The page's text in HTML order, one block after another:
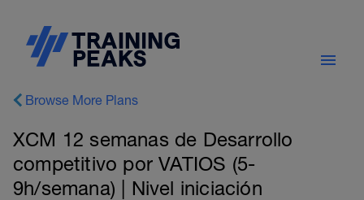
Browse More Plans
XCM 12 semanas de Desarrollo
competitivo por VATIOS (5-
9h/semana) | Nivel iniciación